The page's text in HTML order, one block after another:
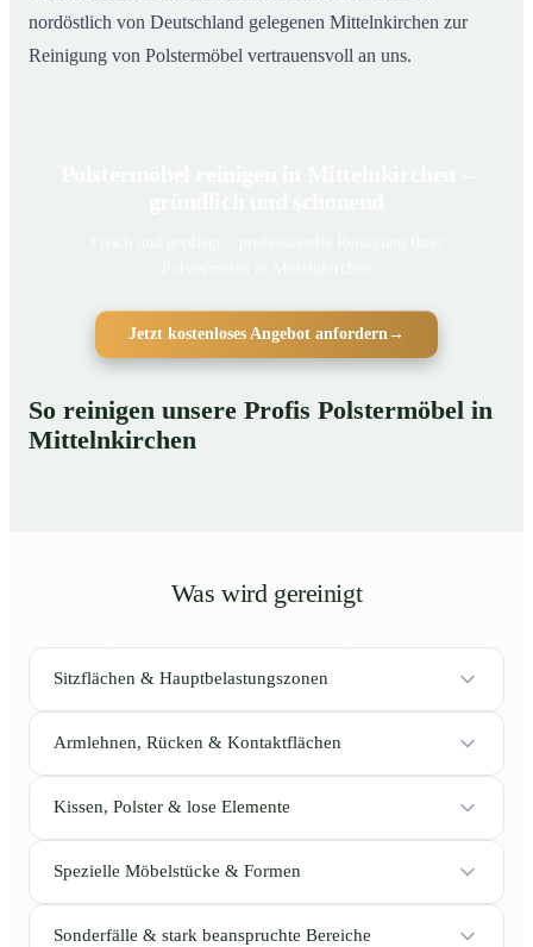
nordöstlich von Deutschland gelegenen Mittelnkirchen zur
Reinigung von Polstermöbel vertrauensvoll an uns.
Jetzt kostenloses Angebot anfordern →
So reinigen unsere Profis Polstermöbel in
Mittelnkirchen
Was wird gereinigt
Sitzflächen & Hauptbelastungszonen
Armlehnen, Rücken & Kontaktflächen
Kissen, Polster & lose Elemente
Spezielle Möbelstücke & Formen
Sonderfälle & stark beanspruchte Bereiche